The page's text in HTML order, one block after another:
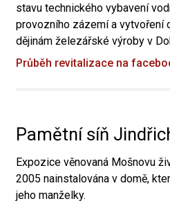
stavu technického vybavení
provozního zázemí a vytvoření
dějinám železářské výroby v
Průběh revitalizace na
Pamětní síň
Expozice věnovaná Mošnovu
2005 nainstalována v domě,
jeho manželky.